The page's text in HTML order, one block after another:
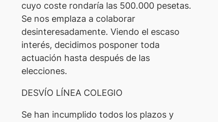
cuyo coste rondaría las 500.000 pesetas.
Se nos emplaza a colaborar
desinteresadamente. Viendo el escaso
interés, decidimos posponer toda
actuación hasta después de las
elecciones.
DESVÍO LÍNEA COLEGIO
Se han incumplido todos los plazos y